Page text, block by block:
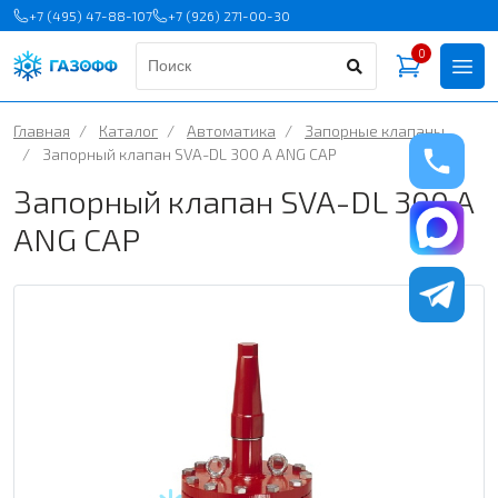
+7 (495) 47-88-107 +7 (926) 271-00-30
0
Главная / Каталог / Автоматика /
Запорные клапаны
/
Запорный клапан SVA-DL 300 A ANG CAP
Запорный клапан SVA-DL 300 A
ANG CAP